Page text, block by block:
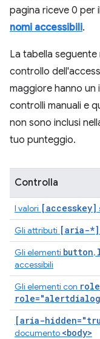
pagina riceve 0 per
nomi accessibili.
La tabella
controllo
maggiore hanno un
controlli manuali e
non sono inclusi
tuo punteggio.
Controlla
I valori [accesskey]
Gli attributi [aria-*]
Gli elementi button,
accessibili
Gli elementi con
[aria-
documento <body>